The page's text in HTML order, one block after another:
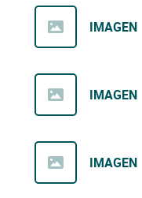
IMAGEN
IMAGEN
IMAGEN